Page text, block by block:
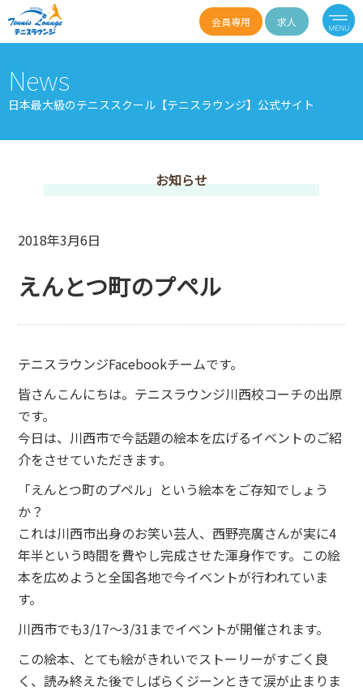
会員専用 求人
News
日本最大級のテニススクール【テニスラウンジ】公式サイト
お知らせ
2018年3月6日
えんとつ町のプペル
テニスラウンジFacebookチームです。
皆さんこんにちは。テニスラウンジ川西校コーチの出原
です。
今日は、川西市で今話題の絵本を広げるイベントのご紹
介をさせていただきます。
「えんとつ町のプペル」という絵本をご存知でしょう
か？
これは川西市出身のお笑い芸人、西野亮廣さんが実に4
年半という時間を費やし完成させた渾身作です。この絵
本を広めようと全国各地で今イベントが行われていま
す。
川西市でも3/17〜3/31までイベントが開催されます。
この絵本、とても絵がきれいでストーリーがすごく良
く、読み終えた後でしばらくジーンときて涙が止まりま